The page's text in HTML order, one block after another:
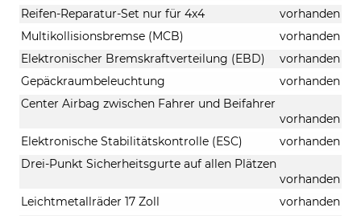
Reifen-Reparatur-Set nur für 4x4
vorhanden
Multikollisionsbremse (MCB)
vorhanden
Elektronischer Bremskraftverteilung (EBD)
vorhanden
Gepäckraumbeleuchtung
vorhanden
Center Airbag zwischen Fahrer und Beifahrer
vorhanden
Elektronische Stabilitätskontrolle (ESC)
vorhanden
Drei-Punkt Sicherheitsgurte auf allen Plätzen
vorhanden
Leichtmetallräder 17 Zoll
vorhanden